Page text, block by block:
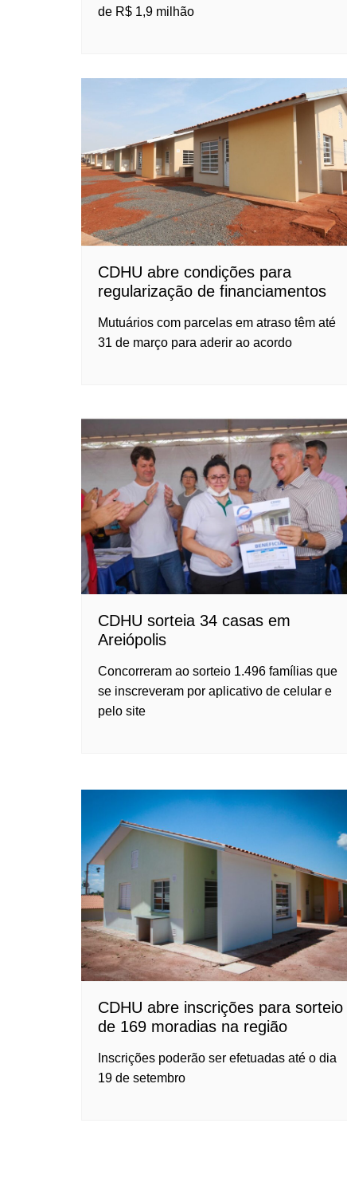
de R$ 1,9 milhão
CDHU abre condições para
regularização de financiamentos
Mutuários com parcelas em atraso têm até
31 de março para aderir ao acordo
CDHU sorteia 34 casas em
Areiópolis
Concorreram ao sorteio 1.496 famílias que
se inscreveram por aplicativo de celular e
pelo site
CDHU abre inscrições para sorteio
de 169 moradias na região
Inscrições poderão ser efetuadas até o dia
19 de setembro